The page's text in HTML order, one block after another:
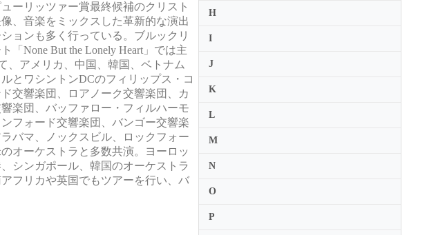
ーリッツァー賞最終候補のクリスト
、音楽をミックスした革新的な演出
ョンも多く行っている。ブルックリ
None But the Lonely Heart」では主
、アメリカ、中国、韓国、ベトナム
とワシントンDCのフィリップス・コ
交響楽団、ロアノーク交響楽団、カ
楽団、バッファロー・フィルハーモ
フォード交響楽団、バンゴー交響楽
バマ、ノックスビル、ロックフォー
オーケストラと多数共演。ヨーロッ
シンガポール、韓国のオーケストラ
フリカや英国でもツアーを行い、バ
H
I
J
K
L
M
N
O
P